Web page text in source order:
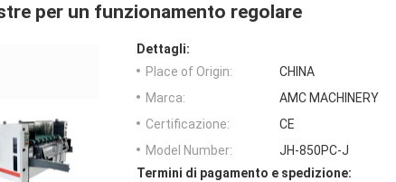
per un funzionamento regolare
Dettagli:
Place of Origin:
CHINA
Marca:
AMC MACHINERY
Certificazione:
CE
Model Number:
JH-850PC-J
Termini di pagamento e spedizione: